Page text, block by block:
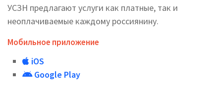
УСЗН предлагают услуги как платные, так и
неоплачиваемые каждому россиянину.
Мобильное приложение
iOS
Google Play